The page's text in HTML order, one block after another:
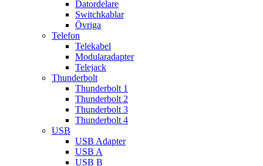
Datordelare
Switchkablar
Övriga
Telefon
Telekabel
Modularadapter
Telejack
Thunderbolt
Thunderbolt 1
Thunderbolt 2
Thunderbolt 3
Thunderbolt 4
USB
USB Adapter
USB A
USB B